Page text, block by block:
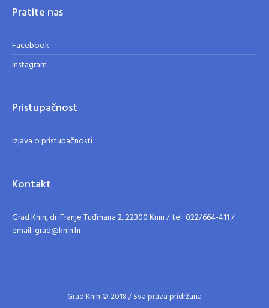
Pratite nas
Facebook
Instagram
Pristupačnost
Izjava o pristupačnosti
Kontakt
Grad Knin, dr. Franje Tuđmana 2, 22300 Knin / tel: 022/664-411 /
email: grad@knin.hr
Grad Knin © 2018 / Sva prava pridržana